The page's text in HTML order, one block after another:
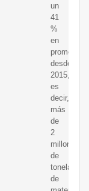
un
41
%
en
promedio
desde
2015,
es
decir,
más
de
2
millones
de
toneladas
de